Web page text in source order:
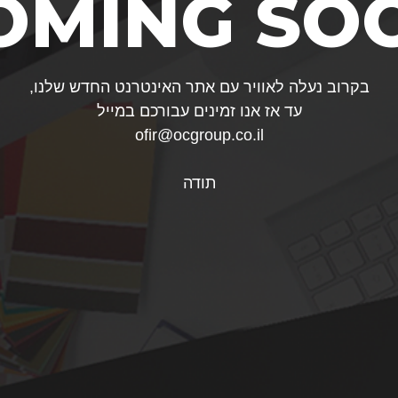
בקרוב נעלה לאוויר עם אתר האינטרנט החדש שלנו,
עד אז אנו זמינים עבורכם במייל
ofir@ocgroup.co.il
תודה